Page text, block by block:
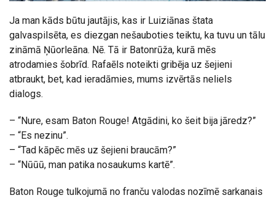
Ja man kāds būtu jautājis, kas ir Luiziānas štata
galvaspilsēta, es diezgan nešauboties teiktu, ka tuvu un tālu
zināmā Ņūorleāna. Nē. Tā ir Batonrūža, kurā mēs
atrodamies šobrīd. Rafaēls noteikti gribēja uz šejieni
atbraukt, bet, kad ieradāmies, mums izvērtās neliels
dialogs.
– “Nure, esam Baton Rouge! Atgādini, ko šeit bija jāredz?”
– “Es nezinu”.
– “Tad kāpēc mēs uz šejieni braucām?”
– “Nūūū, man patika nosaukums kartē”.
Baton Rouge tulkojumā no franču valodas nozīmē sarkanais